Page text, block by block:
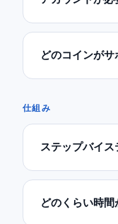
どのコインが
仕組み
ステップバイ
どのくらい時